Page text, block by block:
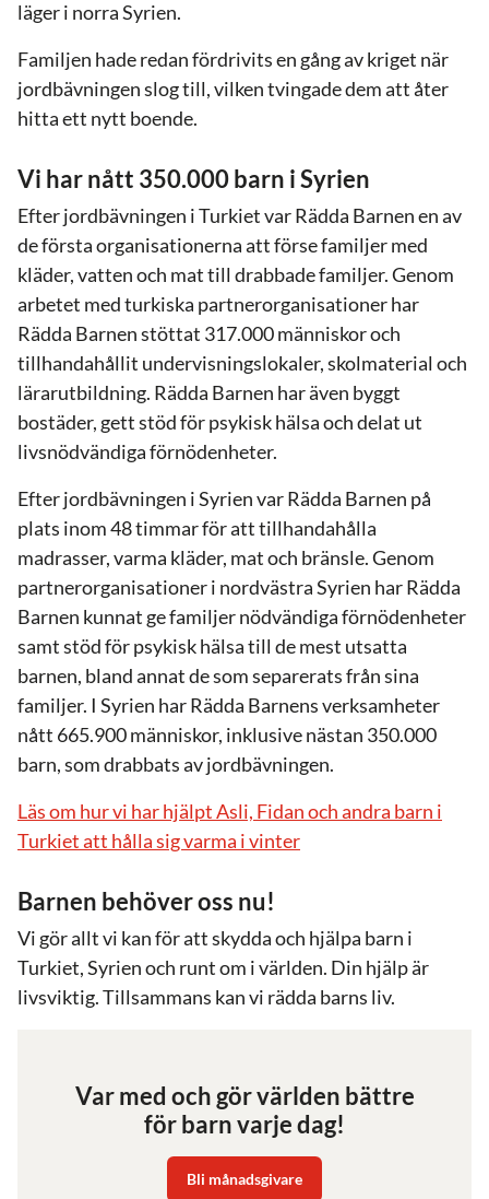
läger i norra Syrien.
Familjen hade redan fördrivits en gång av kriget när
jordbävningen slog till, vilken tvingade dem att åter
hitta ett nytt boende.
Vi har nått 350.000 barn i Syrien
Efter jordbävningen i Turkiet var Rädda Barnen en av
de första organisationerna att förse familjer med
kläder, vatten och mat till drabbade familjer. Genom
arbetet med turkiska partnerorganisationer har
Rädda Barnen stöttat 317.000 människor och
tillhandahållit undervisningslokaler, skolmaterial och
lärarutbildning. Rädda Barnen har även byggt
bostäder, gett stöd för psykisk hälsa och delat ut
livsnödvändiga förnödenheter.
Efter jordbävningen i Syrien var Rädda Barnen på
plats inom 48 timmar för att tillhandahålla
madrasser, varma kläder, mat och bränsle. Genom
partnerorganisationer i nordvästra Syrien har Rädda
Barnen kunnat ge familjer nödvändiga förnödenheter
samt stöd för psykisk hälsa till de mest utsatta
barnen, bland annat de som separerats från sina
familjer. I Syrien har Rädda Barnens verksamheter
nått 665.900 människor, inklusive nästan 350.000
barn, som drabbats av jordbävningen.
Läs om hur vi har hjälpt Asli, Fidan och andra barn i
Turkiet att hålla sig varma i vinter
Barnen behöver oss nu!
Vi gör allt vi kan för att skydda och hjälpa barn i
Turkiet, Syrien och runt om i världen. Din hjälp är
livsviktig. Tillsammans kan vi rädda barns liv.
Var med och gör världen bättre
för barn varje dag!
Bli månadsgivare